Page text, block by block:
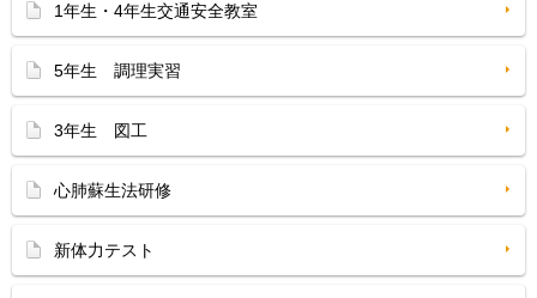
1年生・4年生交通安全教室
5年生 調理実習
3年生 図工
心肺蘇生法研修
新体力テスト